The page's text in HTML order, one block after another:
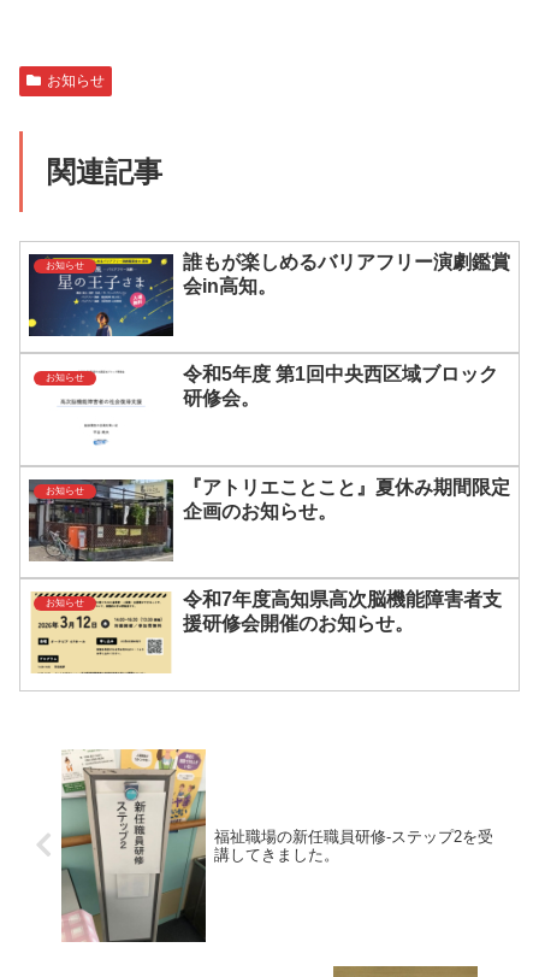
お知らせ
関連記事
お知らせ
誰もが楽しめるバリアフリー演劇鑑賞
会in高知。
お知らせ
令和5年度 第1回中央西区域ブロック
研修会。
お知らせ
『アトリエことこと』夏休み期間限定
企画のお知らせ。
お知らせ
令和7年度高知県高次脳機能障害者支
援研修会開催のお知らせ。
福祉職場の新任職員研修-ステップ2を受
講してきました。